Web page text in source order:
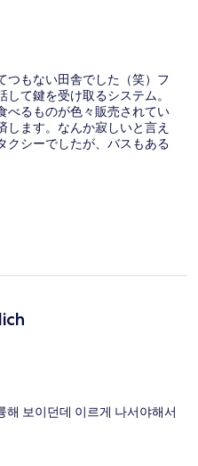
つもない田舎でした（笑）フ
て鍵を受け取るシステム。
べるものが色々販売されてい
ます。なんか寂しいと言え
クシーでしたが、バスもある
보이던데 이르게 나서야해서